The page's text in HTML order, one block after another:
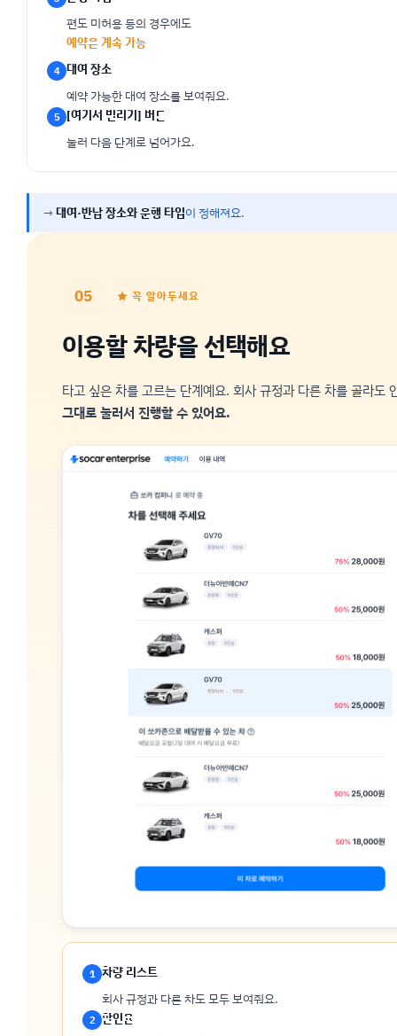
편도 미허용 등의 경우에도
예약은 계속 가능
4 대여 장소
예약 가능한 대여 장소를 보여줘요.
5 [여기서 빌리기] 버튼
눌러 다음 단계로 넘어가요.
→ 대여·반납 장소와 운행 타입이 정해져요.
05 ★ 꼭 알아두세요
이용할 차량을 선택해요
타고 싶은 차를 고르는 단계예요. 회사 규정과 다른 차를 골라도
그대로 눌러서 진행할 수 있어요.
1 차량 리스트
회사 규정과 다른 차도 모두 보여줘요.
2 할인율